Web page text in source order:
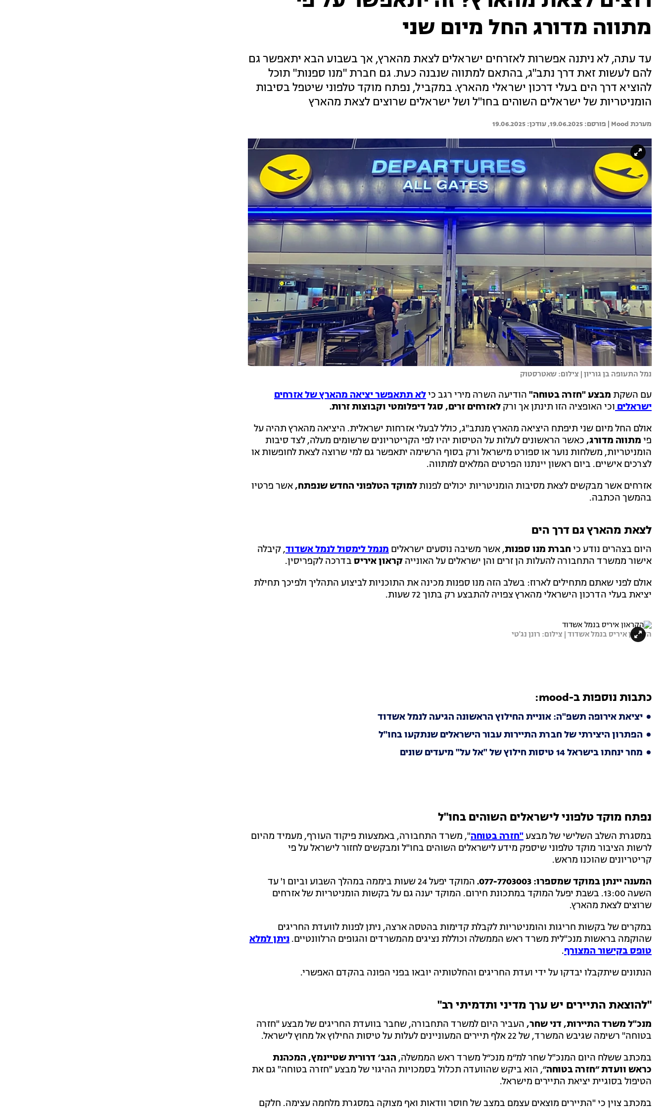
מתווה מדורג החל מיום שני
עד עתה, לא ניתנה אפשרות לאזרחים ישראלים לצאת מהארץ, אך בשבוע הבא יתאפשר גם
להם לעשות זאת דרך נתב"ג, בהתאם למתווה שנבנה כעת. גם חברת "מנו ספנות" תוכל
להוציא דרך הים בעלי דרכון ישראלי מהארץ. במקביל, נפתח מוקד טלפוני שיטפל בסיבות
הומניטריות של ישראלים השוהים בחו"ל ושל ישראלים שרוצים לצאת מהארץ
מערכת Mood | 19.06.2025
19.06.2025
נמל התעופה בן גוריון | צילום: שאטרסטוק
עם השקת מבצע "חזרה בטוחה" הודיעה השרה מירי רגב כילא תתאפשר יציאה מהארץ של אזרחים
ישראלים וכי האופציה הזו תינתן אך ורק לאזרחים זרים, סגל דיפלומטי וקבוצות זרות.
אולם החל מיום שני תיפתח היציאה מהארץ מנתב"ג, כולל לבעלי אזרחות ישראלית. היציאה מהארץ תהיה על
פי מתווה מדורג, כאשר הראשונים לעלות על הטיסות יהיו לפי הקריטריונים שרשומים מעלה, לצד סיבות
הומניטריות, משלחות נוער או ספורט מישראל ורק בסוף הרשימה יתאפשר גם למי שרוצה לצאת לחופשות או
לצרכים אישיים. ביום ראשון יינתנו הפרטים המלאים למתווה.
אזרחים אשר מבקשים לצאת מסיבות הומניטריות יכולים לפנות למוקד הטלפוני החדש שנפתח,אשר פרטיו
בהמשך הכתבה.
לצאת מהארץ גם דרך הים
היום בצהרים נודע כיחברת מנו ספנות, אשר משיבה נוסעים ישראלים מנמל לימסול לנמל אשדוד, קיבלה
אישור ממשרד התחבורה להעלות הן זרים והן ישראלים על האונייה קראון איריס בדרכה לקפריסין.
אולם לפני שאתם מתחילים לארוז: בשלב הזה מנו ספנות מכינה את התוכניות לביצוע התהליך ולפיכך תחילת
יציאת בעלי הדרכון הישראלי מהארץ צפויה להתבצע רק בתוך 72 שעות.
הקראון איריס בנמל אשדוד | צילום: רונן נג'טי
כתבות נוספות ב-mood:
יציאת אירופה תשפ"ה: אוניית החילוץ הראשונה הגיעה לנמל אשדוד
הפתרון היצירתי של חברת התיירות עבור הישראלים שנתקעו בחו"ל
מחר ינחתו בישראל 14 טיסות חילוץ של "אל על" מיעדים שונים
נפתח מוקד טלפוני לישראלים השוהים בחו"ל
במסגרת השלב השלישי של מבצע "חזרה בטוחה", משרד התחבורה, באמצעות פיקוד העורף, מעמיד מהיום
לרשות הציבור מוקד טלפוני שיספק מידע לישראלים השוהים בחו"ל ומבקשים לחזור לישראל על פי
קריטריונים שהוכנו מראש.
המענה יינתן במוקד שמספרו: 077-7703003.
המוקד יפעל 24 שעות ביממה במהלך השבוע וביום ו' עד
השעה 13:00. בשבת יפעל המוקד במתכונת חירום. המוקד יענה גם על בקשות הומניטריות של אזרחים
שרוצים לצאת מהארץ.
במקרים של בקשות חריגות והומניטריות לקבלת קדימות בהטסה ארצה, ניתן לפנות לוועדת החריגים
שהוקמה בראשות מנכ"לית משרד ראש הממשלה וכוללת נציגים מהמשרדים והגופים הרלוונטיים. ניתן למלא
טופס בקישור המצורף.
הנתונים שיתקבלו יבדקו על ידי ועדת החריגים והחלטותיה יובאו בפני הפונה בהקדם האפשרי.
"להוצאת התיירים יש ערך מדיני ותדמיתי רב"
מנכ"ל משרד התיירות, דני שחר, העביר היום למשרד התחבורה, שחבר בוועדת החריגים של מבצע "חזרה
בטוחה" רשימה שגיבש המשרד, של 22 אלף תיירים המעוניינים לעלות על טיסות החילוץ אל מחוץ לישראל.
במכתב ששלח היום המנכ"ל שחר למ״מ מנכ״ל משרד ראש הממשלה, הגב׳ דרורית שטיינמץ, המכהנת
כראש וועדת ״חזרה בטוחה״, הוא ביקש שהוועדה תכלול בסמכויות ההיגוי של מבצע "חזרה בטוחה" גם את
הטיפול בסוגיית יציאת התיירים מישראל.
במכתב צוין כי "התיירים מוצאים עצמם במצב של חוסר וודאות ואף מצוקה במסגרת מלחמה עצימה. חלקם